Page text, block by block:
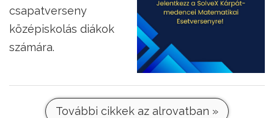
csapatverseny
középiskolás diákok
számára.
További cikkek az alrovatban »